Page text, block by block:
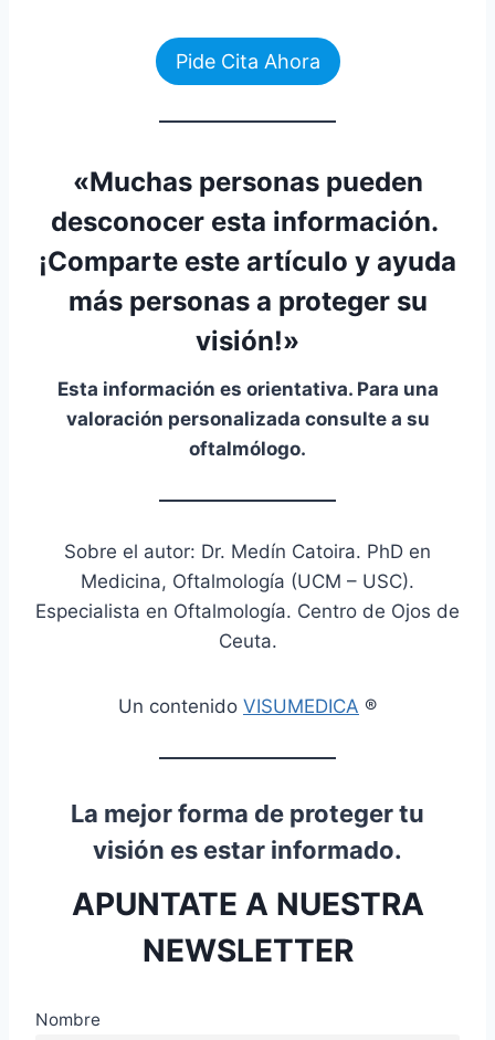
Pide Cita Ahora
«Muchas personas pueden
desconocer esta información.
¡Comparte este artículo y ayuda
más personas a proteger su
visión!»
Esta información es orientativa. Para una
valoración personalizada consulte a su
oftalmólogo.
Sobre el autor: Dr. Medín Catoira. PhD en
Medicina, Oftalmología (UCM – USC).
Especialista en Oftalmología. Centro de Ojos de
Ceuta.
Un contenido VISUMEDICA ®
La mejor forma de proteger tu
visión es estar informado.
APUNTATE A NUESTRA
NEWSLETTER
Nombre